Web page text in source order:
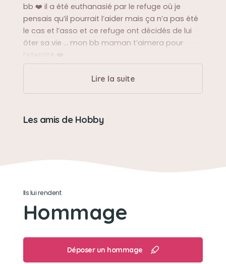
bb ❤️ il a été euthanasié par le refuge où je
pensais qu’il pourrait l’aider mais ça n’a pas été
le cas et l’asso et ce refuge ont décidés de lui
ôter sa vie … mon bb maman t’aimera pour
l’eternité ❤️
Sa balade préférée
l’attaquait…
Bouffer tout et n’importe quoi
Son caractère
Calin joueur et intelligent.
Son jouet préféré
Son poussin
Lire la suite
Les amis de Hobby
Ils lui rendent
Hommage
Déposer un hommage